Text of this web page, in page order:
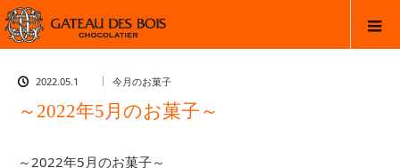
2022.05.1 今月のお菓子
～2022年5月のお菓子～
～2022年5月のお菓子～